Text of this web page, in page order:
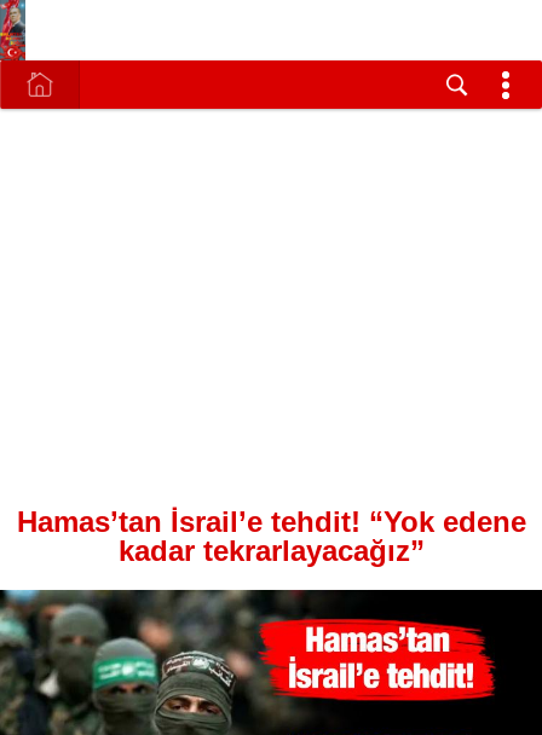
Hamas’tan İsrail’e tehdit! “Yok edene
kadar tekrarlayacağız”